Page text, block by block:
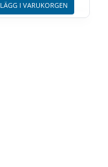
LÄGG I VARUKORGEN